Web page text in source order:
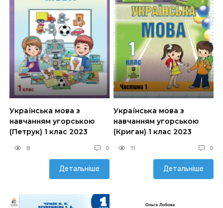
Українська мова з
навчанням угорською
(Петрук) 1 клас 2023
8 0
Детальніше
Українська мова з
навчанням угорською
(Криган) 1 клас 2023
11 0
Детальніше